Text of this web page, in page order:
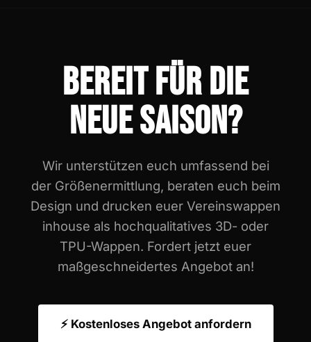
BEREIT FÜR DIE
NEUE SAISON?
Wir unterstützen euch umfassend bei
der Größenermittlung, beraten euch beim
Design und drucken euer Vereinswappen
inhouse als hochqualitatives 3D- oder
TPU-Wappen. Fordert jetzt euer
maßgeschneidertes Angebot an!
⚡ Kostenloses Angebot anfordern